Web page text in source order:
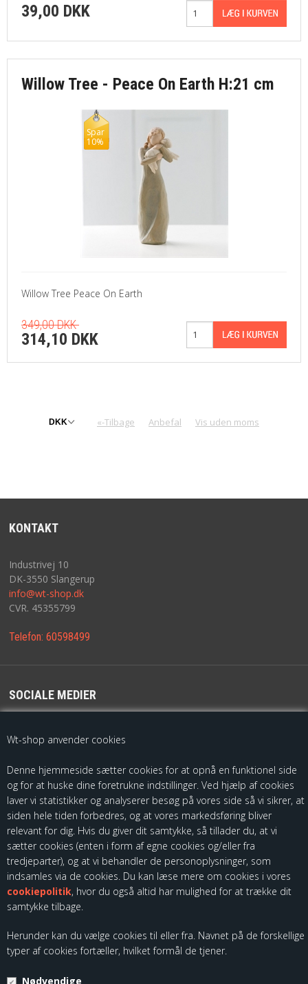
Wt-shop anvender cookies
Denne hjemmeside sætter cookies for at opnå en funktionel side
og for at huske dine foretrukne indstillinger. Ved hjælp af cookies
laver vi statistikker og analyserer besøg på vores side så vi sikrer, at
siden hele tiden forbedres, og at vores markedsføring bliver
relevant for dig. Hvis du giver dit samtykke, så tillader du, at vi
sætter cookies (enten i form af egne cookies og/eller fra
tredjeparter), og at vi behandler de personoplysninger, som
indsamles via de cookies. Du kan læse mere om cookies i vores
cookiepolitik, hvor du også altid har mulighed for at trække dit
samtykke tilbage.
Herunder kan du vælge cookies til eller fra. Navnet på de forskellige
typer af cookies fortæller, hvilket formål de tjener.
Nødvendige
39,00 DKK
Willow Tree - Peace On Earth H:21 cm
Spar
10%
Willow Tree Peace On Earth
349,00 DKK
314,10 DKK
«-Tilbage Anbefal Vis uden moms
KONTAKT
Industrivej 10
DK-3550 Slangerup
info@wt-shop.dk
CVR. 45355799
Telefon: 60598499
SOCIALE MEDIER
Som importør af fødevarekontaktmaterialer, skal vi være registreret
hos Fødevarestyrelsen. Du kan finde vores kontrolrapporter ved at
følge dette link: